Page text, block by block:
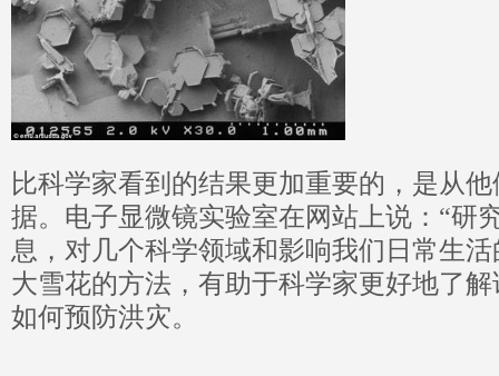
比科学家看到的结果更加重要的，是从
据。电子显微镜实验室在网站上说：“研
息，对几个科学领域和影响我们日常生
大雪花的方法，有助于科学家更好地了
如何预防洪灾。